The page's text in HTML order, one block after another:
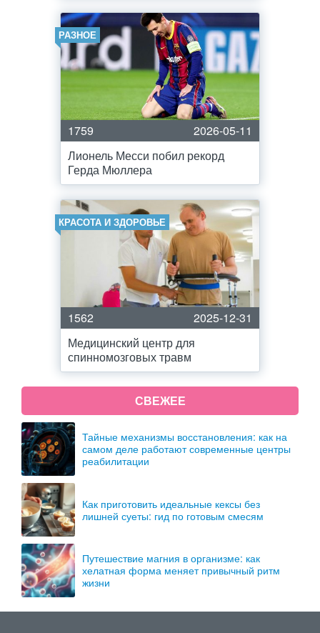
РАЗНОЕ
1759
2026-05-11
Лионель Месси побил рекорд
Герда Мюллера
КРАСОТА И ЗДОРОВЬЕ
1562
2025-12-31
Медицинский центр для
спинномозговых травм
СВЕЖЕЕ
Тайные механизмы восстановления: как на
самом деле работают современные центры
реабилитации
Как приготовить идеальные кексы без
лишней суеты: гид по готовым смесям
Путешествие магния в организме: как
хелатная форма меняет привычный ритм
жизни